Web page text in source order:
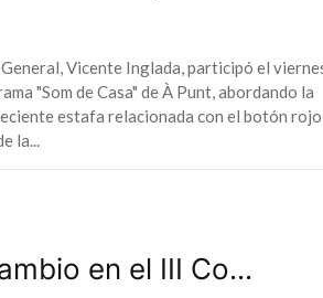
Vicente Inglada, participó el
"Som de Casa" de À Punt, abordando la
estafa relacionada con el botón
la
en el III Co...